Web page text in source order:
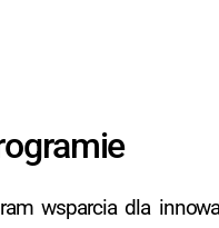
wsparcia dla